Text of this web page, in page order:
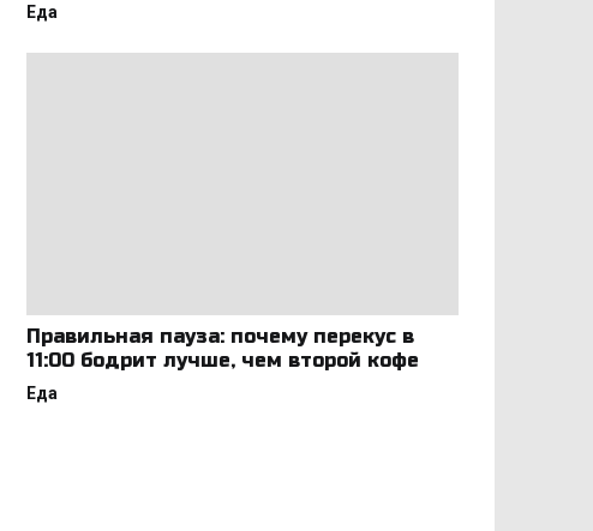
Еда
Правильная пауза: почему перекус в
11:00 бодрит лучше, чем второй кофе
Еда